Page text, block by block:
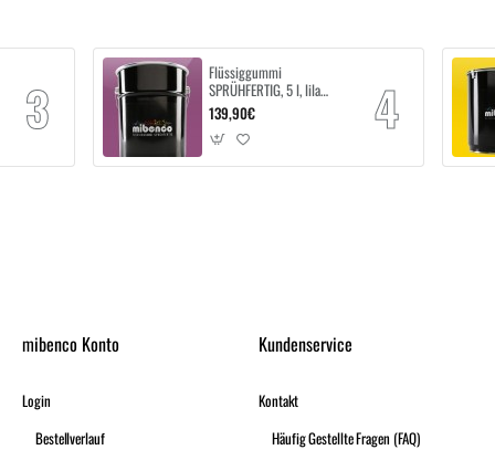
Flüssiggummi
SPRÜHFERTIG, 5 l, lila
glänzend
139,90€
mibenco Konto
Login
Bestellverlauf
Kundenservice
Kontakt
Häufig Gestellte Fragen (FAQ)